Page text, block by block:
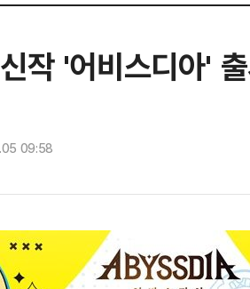
작 '어비스디아'
09:58